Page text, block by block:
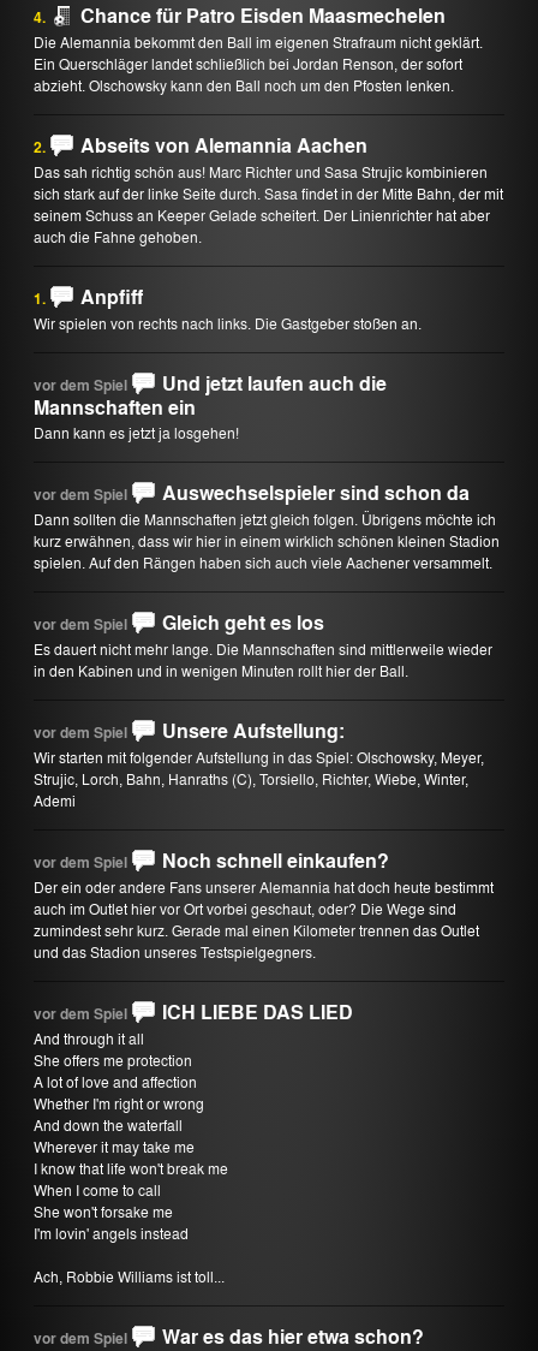
4. Chance für Patro Eisden Maasmechelen
Die Alemannia bekommt den Ball im eigenen Strafraum nicht geklärt.
Ein Querschläger landet schließlich bei Jordan Renson, der sofort
abzieht. Olschowsky kann den Ball noch um den Pfosten lenken.
2. Abseits von Alemannia Aachen
Das sah richtig schön aus! Marc Richter und Sasa Strujic kombinieren
sich stark auf der linke Seite durch. Sasa findet in der Mitte Bahn, der mit
seinem Schuss an Keeper Gelade scheitert. Der Linienrichter hat aber
auch die Fahne gehoben.
1. Anpfiff
Wir spielen von rechts nach links. Die Gastgeber stoßen an.
vor dem Spiel
Und jetzt laufen auch die
Mannschaften ein
Dann kann es jetzt ja losgehen!
vor dem Spiel Auswechselspieler sind schon da
Dann sollten die Mannschaften jetzt gleich folgen. Übrigens möchte ich
kurz erwähnen, dass wir hier in einem wirklich schönen kleinen Stadion
spielen. Auf den Rängen haben sich auch viele Aachener versammelt.
vor dem Spiel Gleich geht es los
Es dauert nicht mehr lange. Die Mannschaften sind mittlerweile wieder
in den Kabinen und in wenigen Minuten rollt hier der Ball.
vor dem Spiel Unsere Aufstellung:
Wir starten mit folgender Aufstellung in das Spiel: Olschowsky, Meyer,
Strujic, Lorch, Bahn, Hanraths (C), Torsiello, Richter, Wiebe, Winter,
Ademi
vor dem Spiel Noch schnell einkaufen?
Der ein oder andere Fans unserer Alemannia hat doch heute bestimmt
auch im Outlet hier vor Ort vorbei geschaut, oder? Die Wege sind
zumindest sehr kurz. Gerade mal einen Kilometer trennen das Outlet
und das Stadion unseres Testspielgegners.
vor dem Spiel ICH LIEBE DAS LIED
And through it all
She offers me protection
A lot of love and affection
Whether I'm right or wrong
And down the waterfall
Wherever it may take me
I know that life won't break me
When I come to call
She won't forsake me
I'm lovin' angels instead
Ach, Robbie Williams ist toll...
vor dem Spiel War es das hier etwa schon?